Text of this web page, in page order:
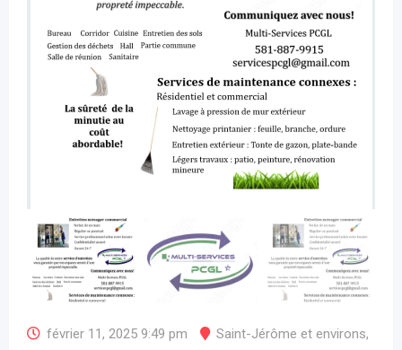
février 11, 2025 9:49 pm Saint-Jérôme et environs,